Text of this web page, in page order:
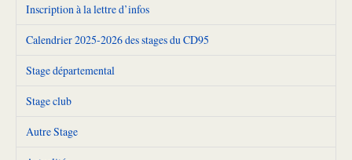
Inscription à la lettre d’infos
Calendrier 2025-2026 des stages du CD95
Stage départemental
Stage club
Autre Stage